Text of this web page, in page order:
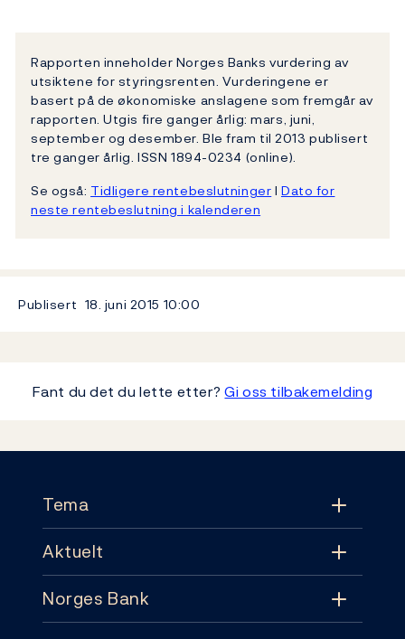
Rapporten inneholder Norges Banks vurdering av
utsiktene for styringsrenten. Vurderingene er
basert på de økonomiske anslagene som fremgår av
rapporten. Utgis fire ganger årlig: mars, juni,
september og desember. Ble fram til 2013 publisert
tre ganger årlig. ISSN 1894-0234 (online).
Se også: Tidligere rentebeslutningerl Dato for
neste rentebeslutning i kalenderen
Publisert 18. juni 2015 10:00
Fant du det du lette etter?Gi oss tilbakemelding
Tema
Tema
Pengepolitikk
Aktuelt
Aktuelt
Norges Bank